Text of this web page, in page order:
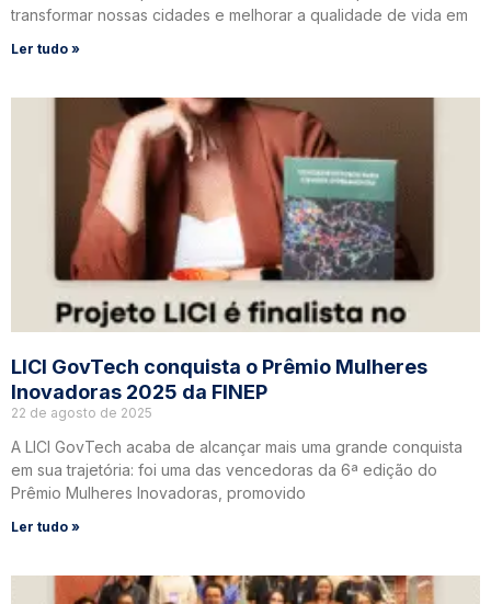
transformar nossas cidades e melhorar a qualidade de vida em
Ler tudo »
LICI GovTech conquista o Prêmio Mulheres
Inovadoras 2025 da FINEP
22 de agosto de 2025
A LICI GovTech acaba de alcançar mais uma grande conquista
em sua trajetória: foi uma das vencedoras da 6ª edição do
Prêmio Mulheres Inovadoras, promovido
Ler tudo »